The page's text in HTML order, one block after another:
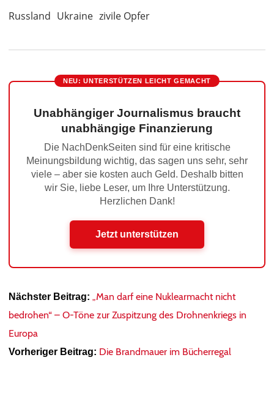
Russland Ukraine zivile Opfer
NEU: UNTERSTÜTZEN LEICHT GEMACHT
Unabhängiger Journalismus braucht
unabhängige Finanzierung
Die NachDenkSeiten sind für eine kritische
Meinungsbildung wichtig, das sagen uns sehr, sehr
viele – aber sie kosten auch Geld. Deshalb bitten
wir Sie, liebe Leser, um Ihre Unterstützung.
Herzlichen Dank!
Jetzt unterstützen
Nächster Beitrag: „Man darf eine Nuklearmacht nicht
bedrohen“ – O-Töne zur Zuspitzung des Drohnenkriegs in
Europa
Vorheriger Beitrag: Die Brandmauer im Bücherregal